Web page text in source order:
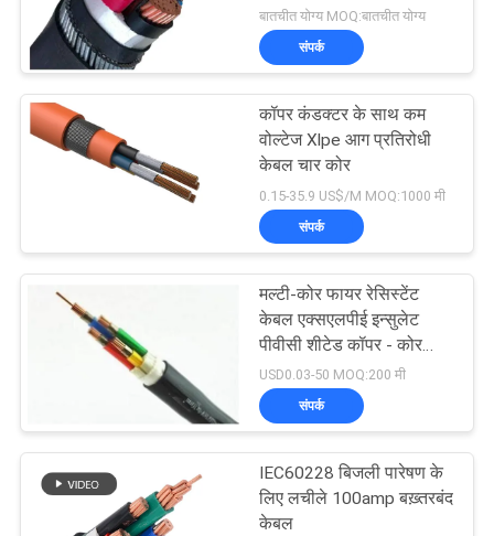
फैक्टरी
गुणवत्ता
नियंत्रण
करें
समाचार
बख्तरबंद
बातचीत योग्य MOQ:बातचीत योग्य
संपर्क
कॉपर कंडक्टर के साथ कम
वोल्टेज Xlpe आग प्रतिरोधी
केबल चार कोर
0.15-35.9 US$/M MOQ:1000 मी
संपर्क
मल्टी-कोर फायर रेसिस्टेंट
केबल एक्सएलपीई इन्सुलेट
पीवीसी शीटेड कॉपर - कोर
पावर
USD0.03-50 MOQ:200 मी
संपर्क
IEC60228 बिजली पारेषण के
लिए लचीले 100amp बख़्तरबंद
केबल